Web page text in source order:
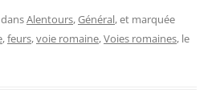
Alentours,Général, et marquée
,feurs,voie romaine,Voies romaines, le